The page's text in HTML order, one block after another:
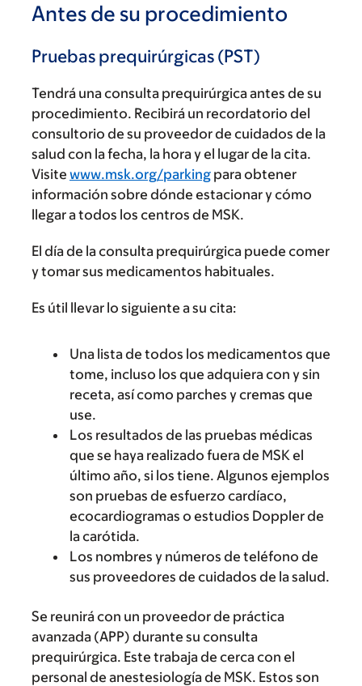
Antes de su procedimiento
Pruebas prequirúrgicas (PST)
Tendrá una consulta prequirúrgica antes de su
procedimiento. Recibirá un recordatorio del
consultorio de su proveedor de cuidados de la
salud con la fecha, la hora y el lugar de la cita.
Visite www.msk.org/parking para obtener
información sobre dónde estacionar y cómo
llegar a todos los centros de MSK.
El día de la consulta prequirúrgica puede comer
y tomar sus medicamentos habituales.
Es útil llevar lo siguiente a su cita:
Una lista de todos los medicamentos que
tome, incluso los que adquiera con y sin
receta, así como parches y cremas que
use.
Los resultados de las pruebas médicas
que se haya realizado fuera de MSK el
último año, si los tiene. Algunos ejemplos
son pruebas de esfuerzo cardíaco,
ecocardiogramas o estudios Doppler de
la carótida.
Los nombres y números de teléfono de
sus proveedores de cuidados de la salud.
Se reunirá con un proveedor de práctica
avanzada (APP) durante su consulta
prequirúrgica. Este trabaja de cerca con el
personal de anestesiología de MSK. Estos son